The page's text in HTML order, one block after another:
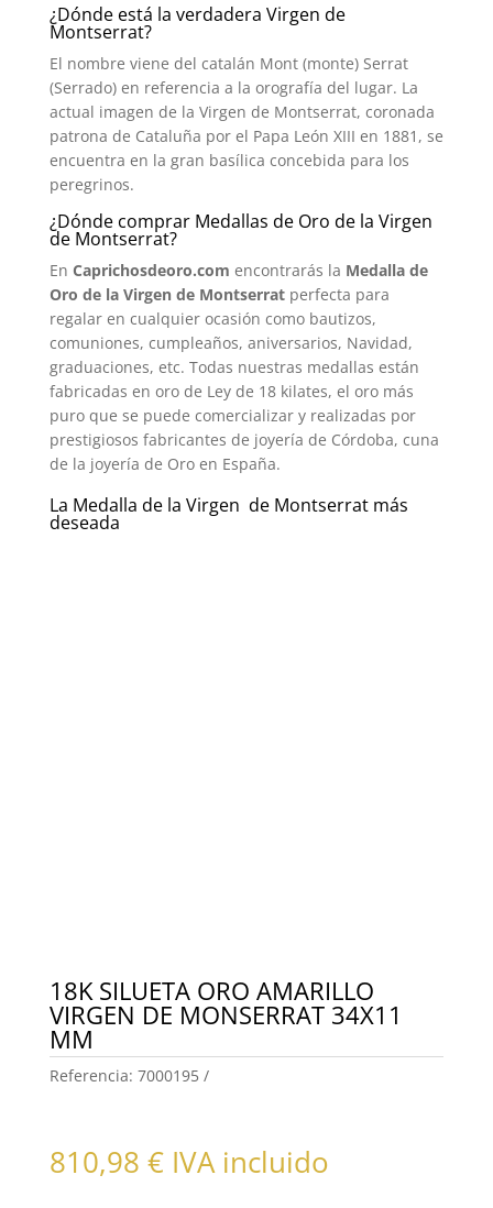
¿Dónde está la verdadera Virgen de
Montserrat?
El nombre viene del catalán Mont (monte) Serrat
(Serrado) en referencia a la orografía del lugar. La
actual imagen de la Virgen de Montserrat, coronada
patrona de Cataluña por el Papa León XIII en 1881, se
encuentra en la gran basílica concebida para los
peregrinos.
¿Dónde comprar Medallas de Oro de la Virgen
de Montserrat?
En Caprichosdeoro.com encontrarás la Medalla de
Oro de la Virgen de Montserrat perfecta para
regalar en cualquier ocasión como bautizos,
comuniones, cumpleaños, aniversarios, Navidad,
graduaciones, etc. Todas nuestras medallas están
fabricadas en oro de Ley de 18 kilates, el oro más
puro que se puede comercializar y realizadas por
prestigiosos fabricantes de joyería de Córdoba, cuna
de la joyería de Oro en España.
La Medalla de la Virgen de Montserrat más
deseada
18K SILUETA ORO AMARILLO
VIRGEN DE MONSERRAT 34X11
MM
Referencia: 7000195
810,98 € IVA incluido